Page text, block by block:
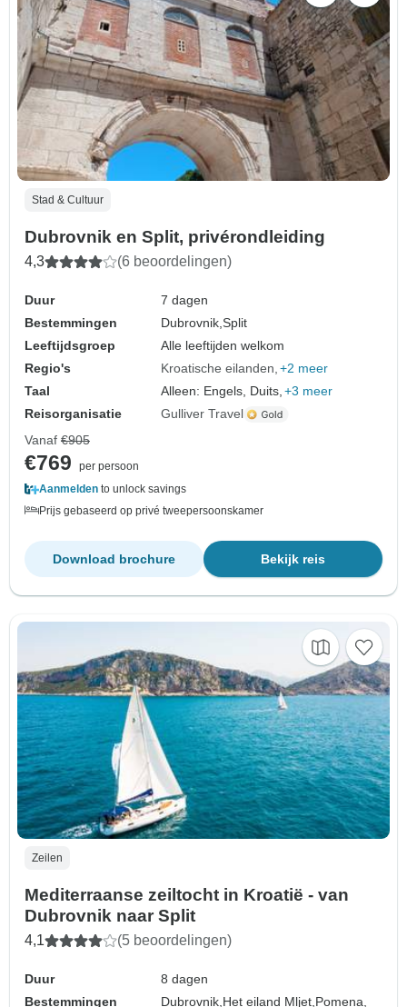
Stad & Cultuur
Dubrovnik en Split, privérondleiding
4,3 (6 beoordelingen)
Duur
7 dagen
Bestemmingen
Dubrovnik,Split
Leeftijdsgroep
Alle leeftijden welkom
Regio's
Kroatische eilanden +2 meer
Taal
Alleen: Engels, Duits, +3 meer
Reisorganisatie
Gulliver Travel
Vanaf €905
€769
per persoon
Aanmelden to unlock savings
Prijs gebaseerd op privé tweepersoonskamer
Bekijk reis
Download brochure
Zeilen
Mediterraanse zeiltocht in Kroatië - van
Dubrovnik naar Split
4,1 (5 beoordelingen)
Duur
8 dagen
Bestemmingen
Dubrovnik,Het eiland Mljet,Pomena,